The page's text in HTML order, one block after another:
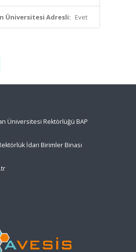
Üniversitesi Adresli: Evet
Üniversitesi Rektörlüğü BAP
İdari Birimler Binası